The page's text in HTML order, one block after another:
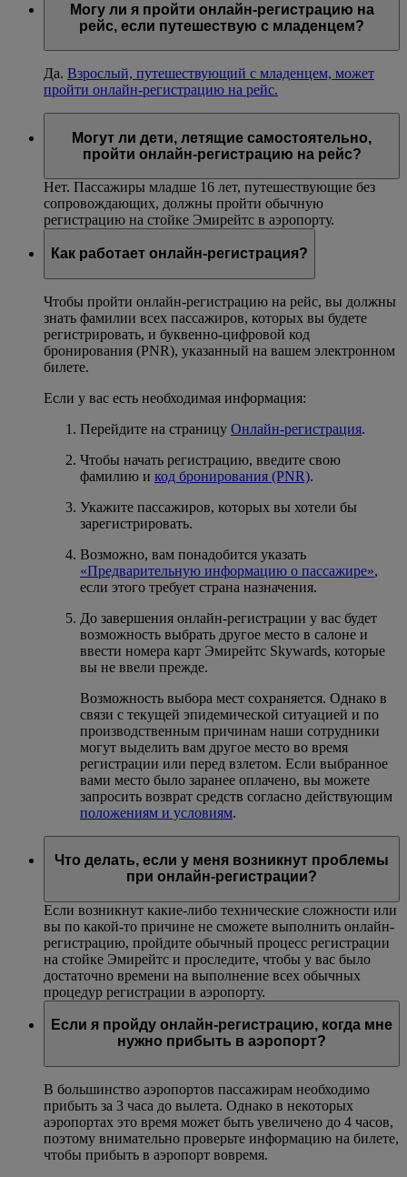
Могу ли я пройти онлайн-регистрацию на
рейс, если путешествую с младенцем?
Да. Взрослый, путешествующий с младенцем, может
пройти онлайн-регистрацию на рейс.
Могут ли дети, летящие самостоятельно,
пройти онлайн-регистрацию на рейс?
Нет. Пассажиры младше 16 лет, путешествующие без
сопровождающих, должны пройти обычную
регистрацию на стойке Эмирейтс в аэропорту.
Как работает онлайн-регистрация?
Чтобы пройти онлайн-регистрацию на рейс, вы должны
знать фамилии всех пассажиров, которых вы будете
регистрировать, и буквенно-цифровой код
бронирования (PNR), указанный на вашем электронном
билете.
Если у вас есть необходимая информация:
Перейдите на страницу Онлайн-регистрация.
Чтобы начать регистрацию, введите свою
фамилию и код бронирования (PNR).
Укажите пассажиров, которых вы хотели бы
зарегистрировать.
Возможно, вам понадобится указать
«Предварительную информацию о пассажире»,
если этого требует страна назначения.
До завершения онлайн-регистрации у вас будет
возможность выбрать другое место в салоне и
ввести номера карт Эмирейтс Skywards, которые
вы не ввели прежде.
Возможность выбора мест сохраняется. Однако в
связи с текущей эпидемической ситуацией и по
производственным причинам наши сотрудники
могут выделить вам другое место во время
регистрации или перед взлетом. Если выбранное
вами место было заранее оплачено, вы можете
запросить возврат средств согласно действующим
положениям и условиям.
Что делать, если у меня возникнут проблемы
при онлайн-регистрации?
Если возникнут какие-либо технические сложности или
вы по какой-то причине не сможете выполнить онлайн-
регистрацию, пройдите обычный процесс регистрации
на стойке Эмирейтс и проследите, чтобы у вас было
достаточно времени на выполнение всех обычных
процедур регистрации в аэропорту.
Если я пройду онлайн-регистрацию, когда мне
нужно прибыть в аэропорт?
В большинство аэропортов пассажирам необходимо
прибыть за 3 часа до вылета. Однако в некоторых
аэропортах это время может быть увеличено до 4 часов,
поэтому внимательно проверьте информацию на билете,
чтобы прибыть в аэропорт вовремя.